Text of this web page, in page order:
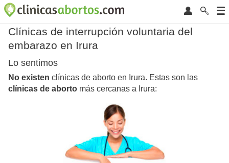
Clínicas de interrupción voluntaria del
embarazo en Irura
Lo sentimos
No existen clínicas de aborto en Irura. Estas son las
clínicas de aborto más cercanas a Irura: